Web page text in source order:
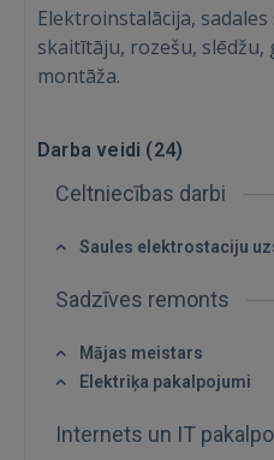
Elektroinstalācija,
skaitītāju, rozešu,
montāža.
Darba veidi (24)
Celtniecības darbi
Saules elektrostaciju
Sadzīves remonts
Mājas meistars
Elektriķa pakalpojumi
Internets un IT